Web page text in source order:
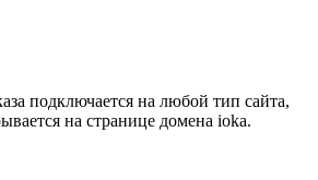
подключается на любой тип сайта,
на странице домена ioka.